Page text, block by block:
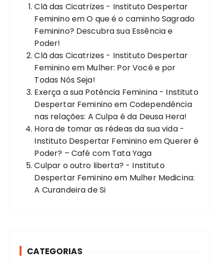
Clã das Cicatrizes - Instituto Despertar
FemininoemO que é o caminho Sagrado
Feminino? Descubra sua Essência e
Poder!
Clã das Cicatrizes - Instituto Despertar
Femininoem Mulher: Por Você e por
Todas Nós Seja!
Exerça a sua Potência Feminina - Instituto
Despertar Femininoem Codependência
nas relações: A Culpa é da Deusa Hera!
Hora de tomar as rédeas da sua vida -
Instituto Despertar FemininoemQuerer é
Poder? – Café com Tata Yaga
Culpar o outro liberta? - Instituto
Despertar Femininoem Mulher Medicina:
A Curandeira de Si
CATEGORIAS